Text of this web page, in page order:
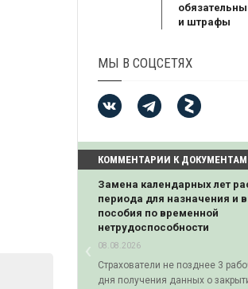
и штрафы
МЫ В СОЦСЕТЯХ
КОММЕНТАРИИ К ДОКУМЕНТАМ
Замена календарных лет
периода для назначения и
пособия по временной
нетрудоспособности
08.08.2026
Страхователи не позднее 3
дня получения данных о
‹Previous